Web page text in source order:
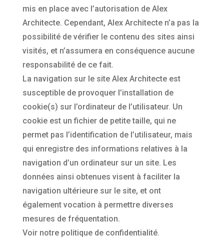
mis en place avec l’autorisation de Alex
Architecte. Cependant, Alex Architecte n’a pas la
possibilité de vérifier le contenu des sites ainsi
visités, et n’assumera en conséquence aucune
responsabilité de ce fait.
La navigation sur le site Alex Architecte est
susceptible de provoquer l’installation de
cookie(s) sur l’ordinateur de l’utilisateur. Un
cookie est un fichier de petite taille, qui ne
permet pas l’identification de l’utilisateur, mais
qui enregistre des informations relatives à la
navigation d’un ordinateur sur un site. Les
données ainsi obtenues visent à faciliter la
navigation ultérieure sur le site, et ont
également vocation à permettre diverses
mesures de fréquentation.
Voir notre politique de confidentialité.